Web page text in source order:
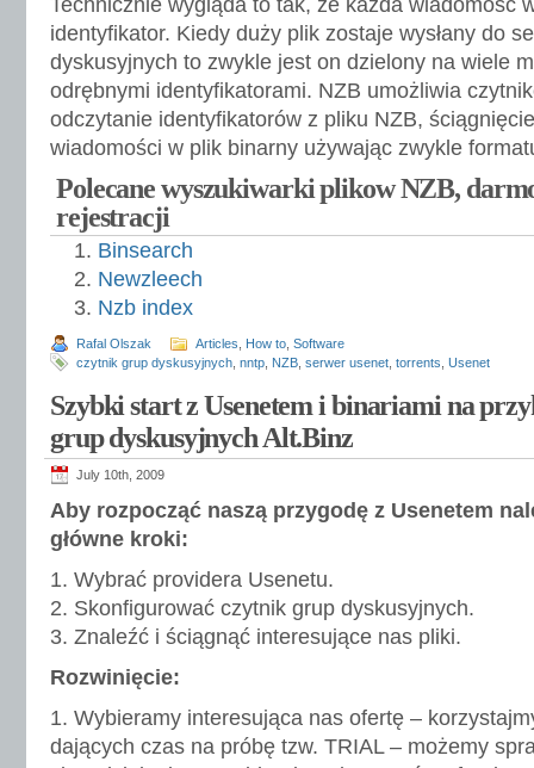
Technicznie wygląda to tak, ze każda wiadomość
identyfikator. Kiedy duży plik zostaje wysłany do
dyskusyjnych to zwykle jest on dzielony na wiele
odrębnymi identyfikatorami. NZB umożliwia
odczytanie identyfikatorów z pliku NZB,
wiadomości w plik binarny używając zwykle
Polecane wyszukiwarki plikow NZB,
rejestracji
Binsearch
Newzleech
Nzb index
Rafal Olszak Articles How to Software
czytnik grup dyskusyjnych nntp NZB serwer usenet torrents Usenet
Szybki start z Usenetem i binariami na
grup dyskusyjnych Alt.Binz
July 10th, 2009
Aby rozpocząć naszą przygodę z Usenetem
główne kroki:
1. Wybrać providera Usenetu.
2. Skonfigurować czytnik grup dyskusyjnych.
3. Znaleźć i ściągnąć interesujące nas pliki.
Rozwinięcie:
1. Wybieramy interesująca nas ofertę –
dających czas na próbę tzw. TRIAL – możemy